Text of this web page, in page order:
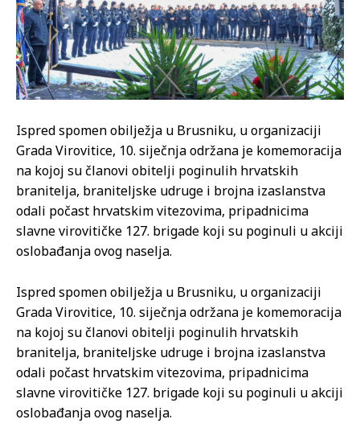
Ispred spomen obilježja u Brusniku, u organizaciji
Grada Virovitice, 10. siječnja održana je komemoracija
na kojoj su članovi obitelji poginulih hrvatskih
branitelja, braniteljske udruge i brojna izaslanstva
odali počast hrvatskim vitezovima, pripadnicima
slavne virovitičke 127. brigade koji su poginuli u akciji
oslobađanja ovog naselja.
Ispred spomen obilježja u Brusniku, u organizaciji
Grada Virovitice, 10. siječnja održana je komemoracija
na kojoj su članovi obitelji poginulih hrvatskih
branitelja, braniteljske udruge i brojna izaslanstva
odali počast hrvatskim vitezovima, pripadnicima
slavne virovitičke 127. brigade koji su poginuli u akciji
oslobađanja ovog naselja.